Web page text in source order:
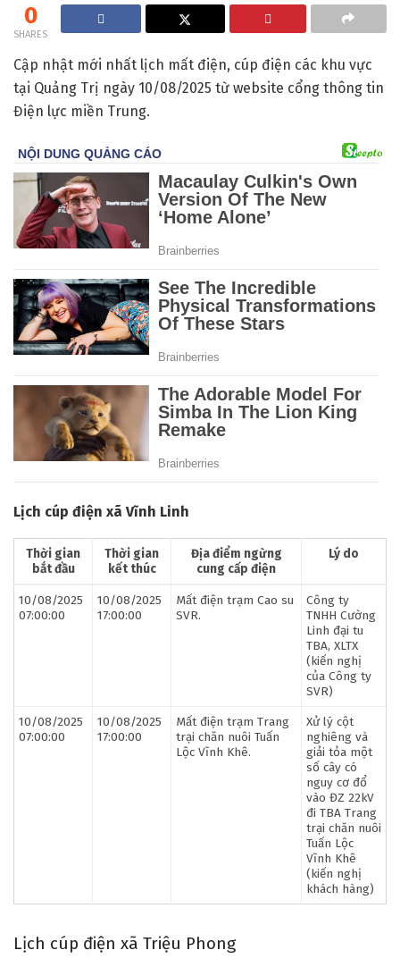
0
SHARES
Cập nhật mới nhất lịch mất điện, cúp điện các khu vực
tại Quảng Trị ngày 10/08/2025 từ website cổng thông tin
Điện lực miền Trung.
Lịch cúp điện xã Vĩnh Linh
Thời gian
bắt đầu
Thời gian
kết thúc
Địa điểm ngừng
cung cấp điện
Lý do
10/08/2025
07:00:00
10/08/2025
17:00:00
Mất điện trạm Cao su
SVR.
Công ty
TNHH Cường
Linh đại tu
TBA, XLTX
(kiến nghị
của Công ty
SVR)
10/08/2025
07:00:00
10/08/2025
17:00:00
Mất điện trạm Trang
trại chăn nuôi Tuấn
Lộc Vĩnh Khê.
Xử lý cột
nghiêng và
giải tỏa một
số cây có
nguy cơ đổ
vào ĐZ 22kV
đi TBA Trang
trại chăn nuôi
Tuấn Lộc
Vĩnh Khê
(kiến nghị
khách hàng)
Lịch cúp điện xã Triệu Phong